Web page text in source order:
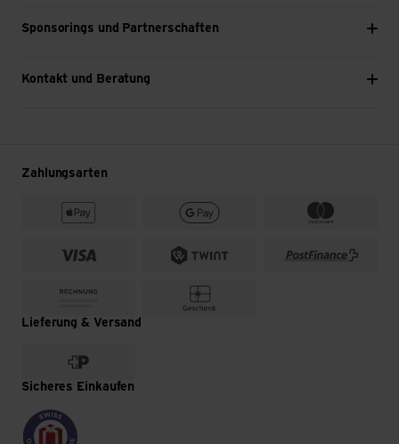
Sponsorings und Partnerschaften
Kontakt und Beratung
Zahlungsarten
Lieferung & Versand
Sicheres Einkaufen